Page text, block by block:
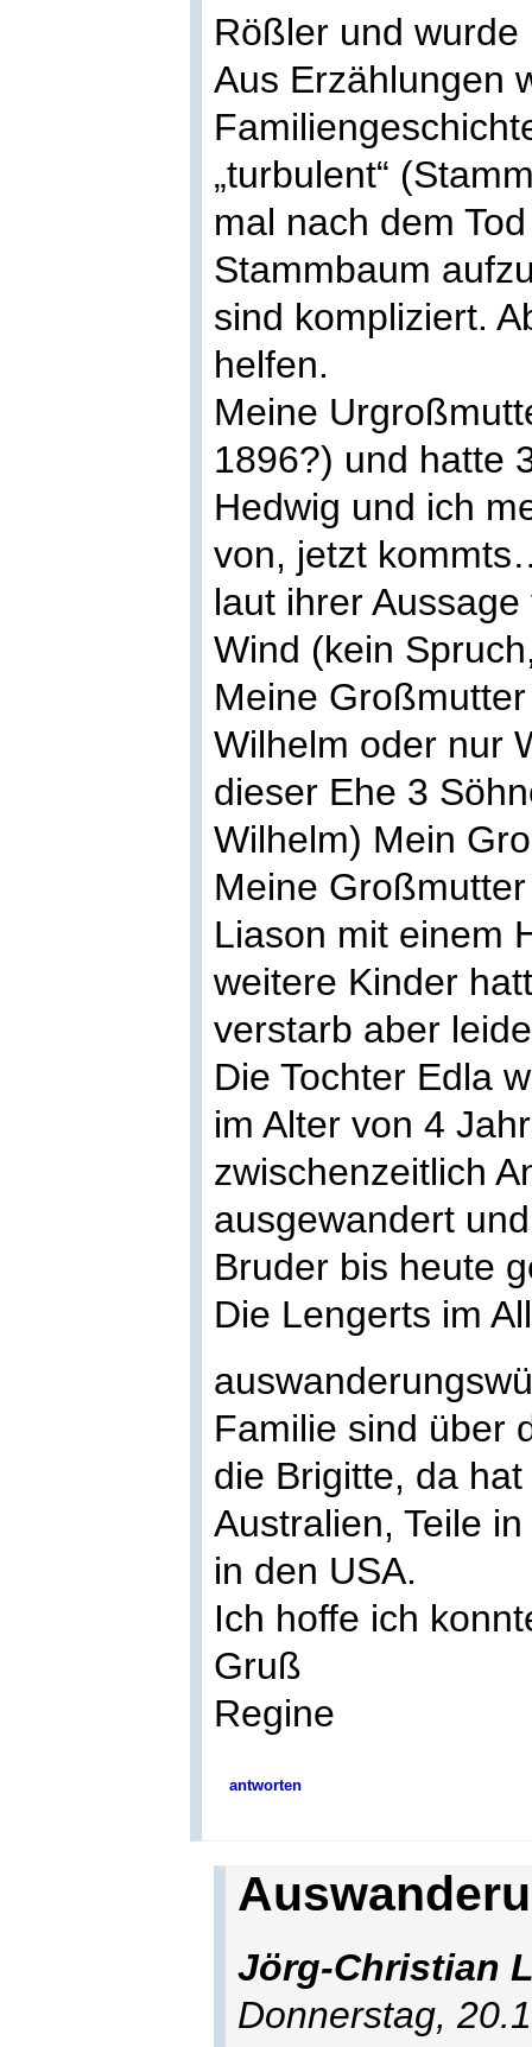
Rößler und
Aus Erzählungen
„turbulent“
mal nach dem
Stammbaum
sind kompliziert.
helfen.
Meine
1896?) und hatte
Hedwig und ich
von, jetzt
laut ihrer
Wind (kein
Meine
Wilhelm oder nur
dieser Ehe 3
Wilhelm) Mein
Meine
Liason mit einem
weitere Kinder
verstarb aber
Die Tochter Edla
im Alter von 4
zwischenzeitlich
ausgewandert
Bruder bis heute
Die Lengerts im
Familie sind über
die Brigitte, da
Australien, Teile
in den USA.
Ich hoffe ich
Gruß
Regine
antworten
Jörg-Christian
Donnerstag,